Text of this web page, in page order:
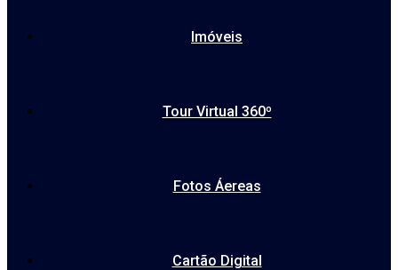
Imóveis
Tour Virtual 360º
Fotos Áereas
Cartão Digital